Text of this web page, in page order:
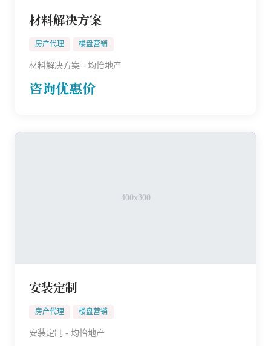
材料解决方案
房产代理 楼盘营销
材料解决方案 - 均怡地产
咨询优惠价
安装定制
房产代理 楼盘营销
安装定制 - 均怡地产